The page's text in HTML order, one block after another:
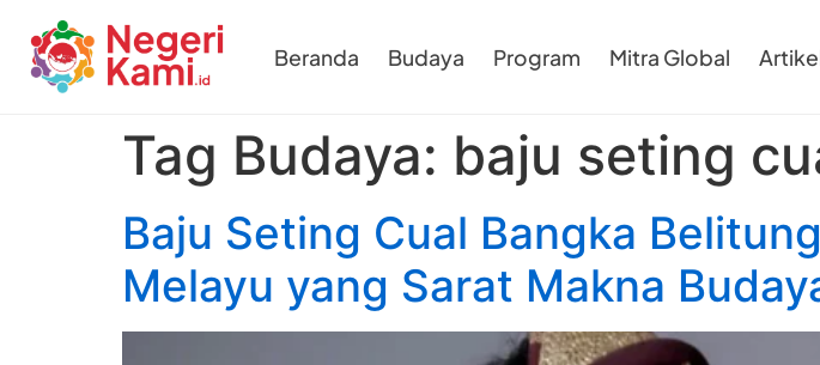
Beranda Budaya Program Mitra Global
Tag Budaya: baju seting
Baju Seting Cual Bangka
Melayu yang Sarat Makna